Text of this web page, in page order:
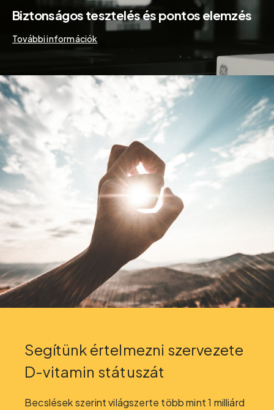
Biztonságos tesztelés és pontos elemzés
További információk
Segítünk értelmezni szervezete
D-vitamin státuszát
Becslések szerint világszerte több mint 1 milliárd